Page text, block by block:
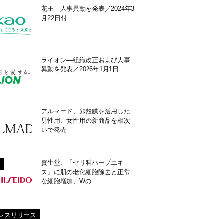
花王―人事異動を発表／2024年3
月22日付
ライオン―組織改正および人事
異動を発表／2026年1月1日
アルマード、卵殻膜を活用した
男性用、女性用の新商品を相次
いで発売
資生堂、「セリ科ハーブエキ
ス」に肌の老化細胞除去と正常
な細胞増加、Wの...
スリリース